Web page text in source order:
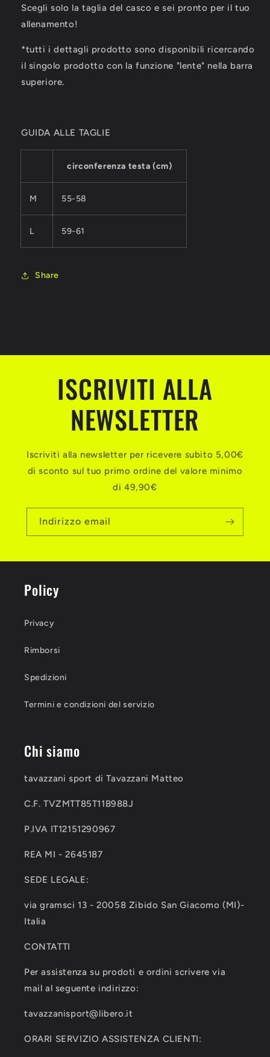
Scegli solo la taglia del casco e sei pronto per il tuo
allenamento!
*tutti i dettagli prodotto sono disponibili ricercando
il singolo prodotto con la funzione "lente" nella barra
superiore.
GUIDA ALLE TAGLIE
circonferenza testa (cm)
M 55-58
L 59-61
Share
ISCRIVITI ALLA
NEWSLETTER
Iscriviti alla newsletter per ricevere subito 5,00€
di sconto sul tuo primo ordine del valore minimo
di 49,90€
Indirizzo email
Policy
Privacy
Rimborsi
Spedizioni
Termini e condizioni del servizio
Chi siamo
tavazzani sport di Tavazzani Matteo
C.F. TVZMTT85T11B988J
P.IVA IT12151290967
REA MI - 2645187
SEDE LEGALE:
via gramsci 13 - 20058 Zibido San Giacomo (MI)-
Italia
CONTATTI
Per assistenza su prodoti e ordini scrivere via
mail al seguente indirizzo:
tavazzanisport@libero.it
ORARI SERVIZIO ASSISTENZA CLIENTI: